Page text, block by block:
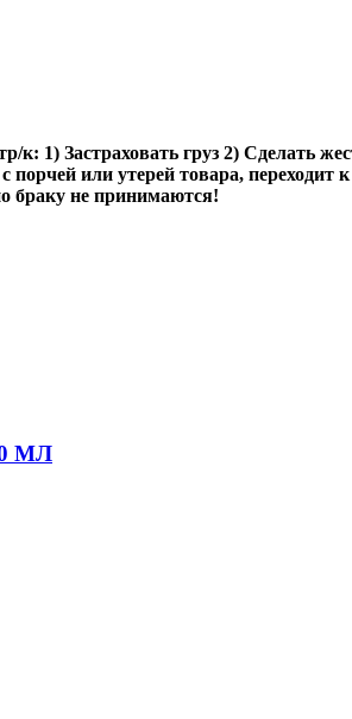
1) Застраховать груз 2) Сделать
или утерей товара, переходит
браку не принимаются!
МЛ